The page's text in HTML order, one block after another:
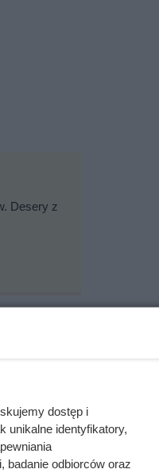
Desery z
witamin i
dostęp i
unikalne identyfikatory,
badanie odbiorców oraz